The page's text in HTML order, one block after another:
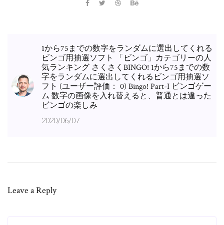
1から75までの数字をランダムに選出してくれる
ビンゴ用抽選ソフト 「ビンゴ」カテゴリーの人
気ランキング さくさくBINGO! 1から75までの数
字をランダムに選出してくれるビンゴ用抽選ソ
フト (ユーザー評価： 0) Bingo! Part-I ビンゴゲー
ム 数字の画像を入れ替えると、普通とは違った
ビンゴの楽しみ
2020/06/07
Leave a Reply